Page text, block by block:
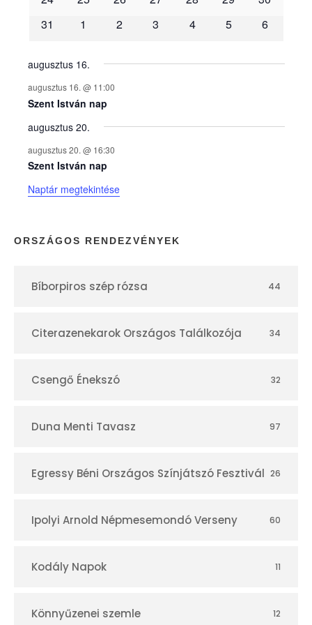
n
y
e
k
n
a
p
r
31
1 2 3 4 5 6
augusztus 16.
augusztus 16. @ 11:00
Szent István nap
augusztus 20.
augusztus 20. @ 16:30
Szent István nap
Naptár megtekintése
ORSZÁGOS RENDEZVÉNYEK
Bíborpiros szép rózsa 44
Citerazenekarok Országos Találkozója 34
Csengő Énekszó 32
Duna Menti Tavasz 97
Egressy Béni Országos Színjátszó Fesztivál 26
Ipolyi Arnold Népmesemondó Verseny 60
Kodály Napok 11
Könnyűzenei szemle 12